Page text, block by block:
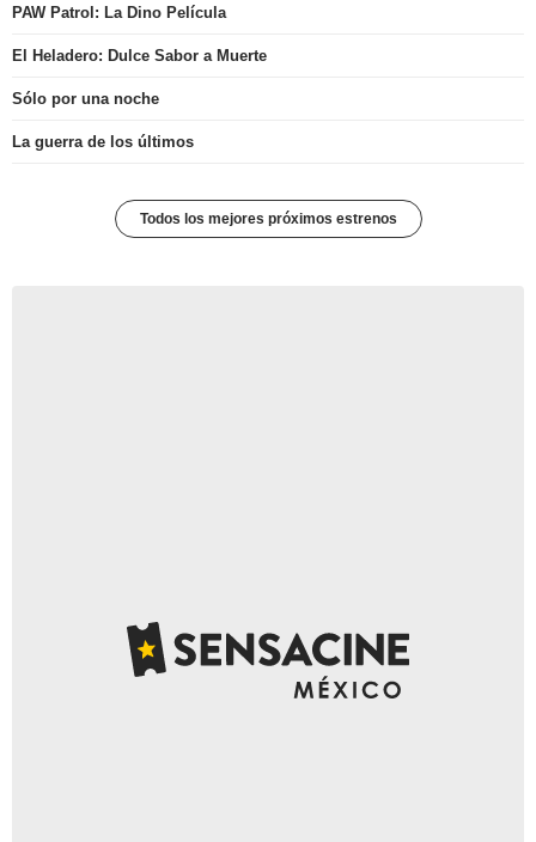
PAW Patrol: La Dino Película
El Heladero: Dulce Sabor a Muerte
Sólo por una noche
La guerra de los últimos
Todos los mejores próximos estrenos